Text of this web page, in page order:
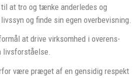
at tro og tænke anderledes og
og finde sin egen overbevisning.
at drive virksomhed i over­ens­
livsforståelse.
være præget af en gensidig respekt